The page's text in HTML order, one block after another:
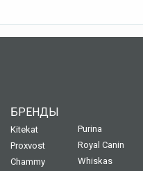
БРЕНДЫ
Kitekat
Proxvost
Chammy
Purina
Royal Canin
Whiskas